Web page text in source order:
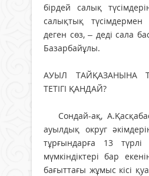
бірдей салық
салықтық
деген сөз, – деді сала
Базарбайұлы.
АУЫЛ ТАЙҚАЗАНЫНА
ТЕТІГІ ҚАНДАЙ?
Сондай-ақ,
ауыл­дық округ
тұрғындарға 13 түрлі
мүмкіндіктері бар
бағыттағы жұмыс кісі